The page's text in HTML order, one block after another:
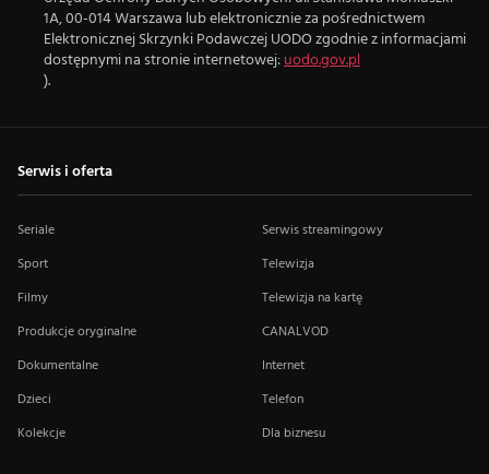
1A, 00-014 Warszawa lub elektronicznie za pośrednictwem
Elektronicznej Skrzynki Podawczej UODO zgodnie z informacjami
dostępnymi na stronie internetowej:uodo.gov.pl
).
Serwis i oferta
Seriale
Sport
Filmy
Produkcje oryginalne
Dokumentalne
Dzieci
Kolekcje
Serwis streamingowy
Telewizja
Telewizja na kartę
CANALVOD
Internet
Telefon
Dla biznesu